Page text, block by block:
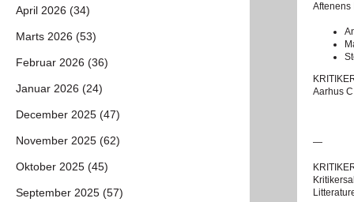
Aftenens
Aarhus
—
April 2026 (34)
Marts 2026 (53)
Februar 2026 (36)
Januar 2026 (24)
December 2025 (47)
November 2025 (62)
Oktober 2025 (45)
September 2025 (57)